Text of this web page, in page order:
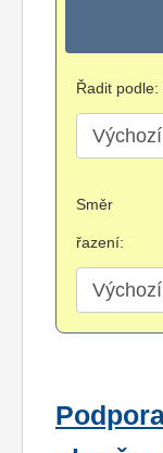
Řadit podle:
Směr
řazení: